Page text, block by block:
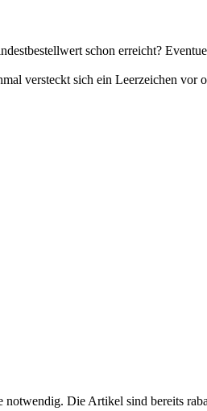
schon erreicht?
versteckt sich ein Leerzeichen vor
Die Artikel sind bereits